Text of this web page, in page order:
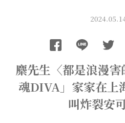
麋先生〈都是浪漫
魂DIVA」家家在
叫炸裂安